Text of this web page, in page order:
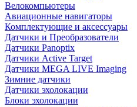
Велокомпьютеры
Авиационные навигаторы
Комплектующие и аксессуары
Датчики и Преобразователи
Датчики Panoptix
Датчики Active Target
Датчики MEGA LIVE Imaging
Зимние датчики
Датчики эхолокации
Блоки эхолокации